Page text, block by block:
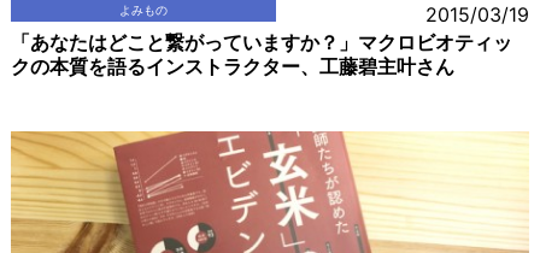
よみもの 2015/03/19
「あなたはどこと繋がっていますか？」マクロビオティッ
クの本質を語るインストラクター、工藤碧主叶さん